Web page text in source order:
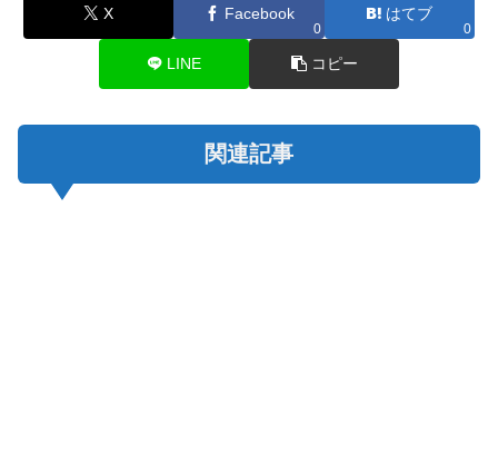
X Facebook
0
はてブ
0
LINE コピー
関連記事